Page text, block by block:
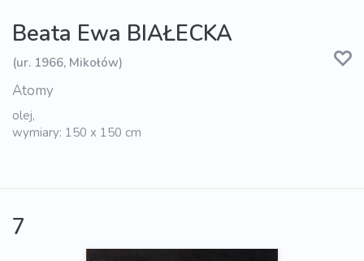
Beata Ewa BIAŁECKA
(ur. 1966, Mikołów)
Atomy
olej,
wymiary: 150 x 150 cm
7